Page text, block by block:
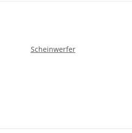
Scheinwerfer